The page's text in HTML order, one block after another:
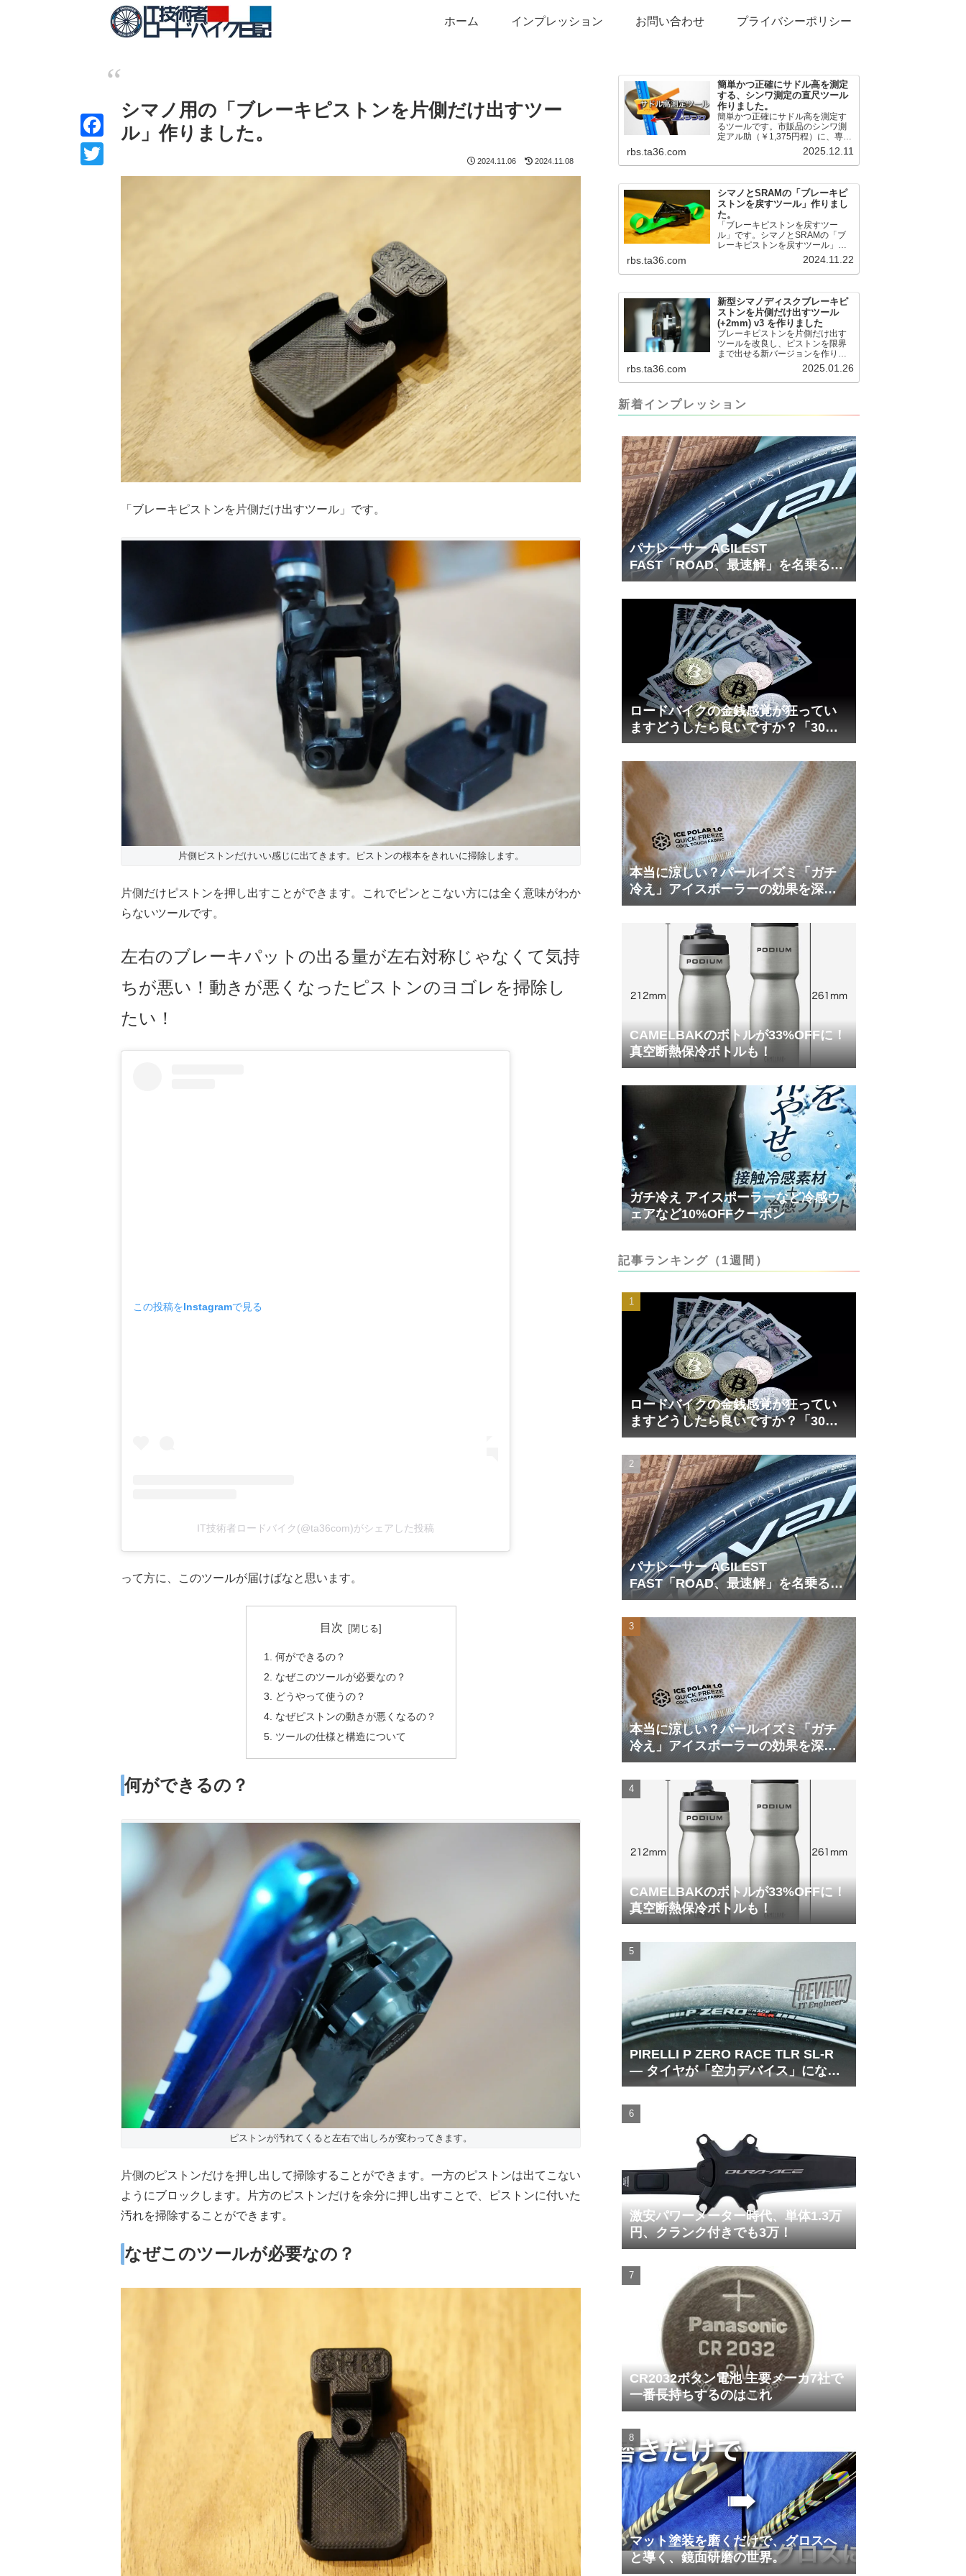
ホーム インプレッション お問い合わせ プライバシーポリシー
シマノ用の「ブレーキピストンを片側だけ出すツー
ル」作りました。
2024.11.06 2024.11.08
「ブレーキピストンを片側だけ出すツール」です。
片側ピストンだけいい感じに出てきます。ピストンの根本をきれいに掃除します。
片側だけピストンを押し出すことができます。これでピンとこない方には全く意味がわか
らないツールです。
左右のブレーキパットの出る量が左右対称じゃなくて気持
ちが悪い！動きが悪くなった ピストンのヨゴレを掃除し
たい！
この投稿をInstagramで見る
IT技術者ロードバイク(@ta36com)がシェアした投稿
って方に、このツールが届けばなと思います。
目次
何ができるの？
なぜこのツールが必要なの？
どうやって使うの？
なぜピストンの動きが悪くなるの？
ツールの仕様と構造について
何ができるの？
ピストンが汚れてくると左右で出しろが変わってきます。
片側のピストンだけを押し出して掃除することができます。一方のピストンは出てこない
ようにブロックします。片方のピストンだけを余分に押し出すことで、ピストンに付いた
汚れを掃除することができます。
なぜこのツールが必要なの？
F
簡単かつ正確にサドル高を測定
する、シンワ測定の直尺ツール
作りました。
簡単かつ正確にサドル高を測定す
るツールです。市販品のシンワ測
定アル助（￥1,375円程）に、専用
のサドル高測定ツールを取り付け
て使用します。これまで以上に、
サドル高を容易に測定できるよう
Sokutei) アルミ直尺 アル助 1m ホ
ワイト 65445posted at 2025.12.12
シンワ測定(Shinwa Sokutei)
￥1,375Amazon.c...
rbs.ta36.com 2025.12.11
シマノとSRAMの「ブレーキピ
ストンを戻すツール」作りまし
た。
「ブレーキピストンを戻すツー
ル」です。シマノとSRAMの「ブ
レーキピストンを戻すツール」作
りました。出したからには、戻す
必要が。。。でも、タイヤレバー
や六角レンチはつかってはダメだ
戻すツール」
pic.twitter.com/jiwVmCb32N— IT技
術者ロードバイク (@FJT_TKS)
November 22, 2024何ができるの
かというと、出ているピス...
rbs.ta36.com 2024.11.22
新型シマノディスクブレーキピ
ストンを片側だけ出すツール
(+2mm) v3 を作りました
ブレーキピストンを片側だけ出す
ツールを改良し、ピストンを限界
まで出せる新バージョンを作りま
した。前作よりも+2.18mm出せる
ようになりました。寸法設計に関
しては、数パターンを作って、オ
も安全な寸法設計に落ち着いてい
ます。ピストン出しチキンレース
れしましたが、ギリギリまで攻め
てますのでピストン内部の汚れを
さらに掃除できると思います。前
作の...
rbs.ta36.com 2025.01.26
新着インプレッション
パナレーサー AGILEST
FAST「ROAD、最速解」を名乗る国
産フラッグシップ
ロードバイクの金銭感覚が狂ってい
ますどうしたら良いですか？「30万
円は安い」の正体
本当に涼しい？パールイズミ「ガチ
冷え」アイスポーラーの効果を深部
体温計COREで測ってみた
CAMELBAKのボトルが33%OFFに！
真空断熱保冷ボトルも！
ガチ冷え アイスポーラーなど冷感ウ
ェアなど10%OFFクーポン
記事ランキング（1週間）
ロードバイクの金銭感覚が狂ってい
ますどうしたら良いですか？「30万
円は安い」の正体
パナレーサー AGILEST
FAST「ROAD、最速解」を名乗る国
産フラッグシップ
本当に涼しい？パールイズミ「ガチ
冷え」アイスポーラーの効果を深部
体温計COREで測ってみた
CAMELBAKのボトルが33%OFFに！
真空断熱保冷ボトルも！
PIRELLI P ZERO RACE TLR SL-R
― タイヤが「空力デバイス」になる
時代の幕開け
激安パワーメーター時代、単体1.3万
円、クランク付きでも3万！
CR2032ボタン電池 主要メーカ7社で
一番長持ちするのはこれ
マット塗装を磨くだけで、グロスへ
と導く、鏡面研磨の世界。